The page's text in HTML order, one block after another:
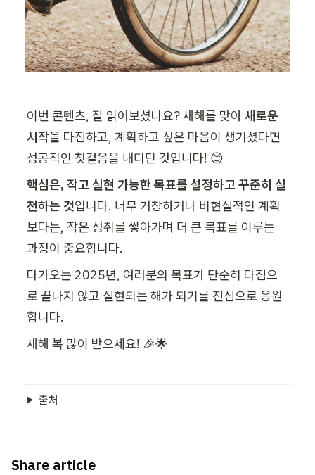
이번 콘텐츠, 잘 읽어보셨나요? 새해를 맞아 새로운
시작을 다짐하고, 계획하고 싶은 마음이 생기셨다면
성공적인 첫걸음을 내디딘 것입니다! 😊
핵심은, 작고 실현 가능한 목표를 설정하고 꾸준히 실
천하는 것입니다. 너무 거창하거나 비현실적인 계획
보다는, 작은 성취를 쌓아가며 더 큰 목표를 이루는
과정이 중요합니다.
다가오는 2025년, 여러분의 목표가 단순히 다짐으
로 끝나지 않고 실현되는 해가 되기를 진심으로 응원
합니다.
새해 복 많이 받으세요! 🎉🌟
출처
Share article